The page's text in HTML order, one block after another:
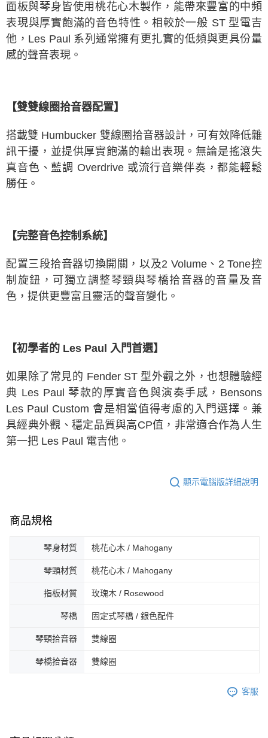
面板與琴身皆使用桃花心木製作，能帶來豐富的中頻
表現與厚實飽滿的音色特性。相較於一般 ST 型電吉
他，Les Paul 系列通常擁有更扎實的低頻與更具份量
感的聲音表現。
【雙雙線圈拾音器配置】
搭載雙 Humbucker 雙線圈拾音器設計，可有效降低雜
訊干擾，並提供厚實飽滿的輸出表現。無論是搖滾失
真音色、藍調 Overdrive 或流行音樂伴奏，都能輕鬆
勝任。
【完整音色控制系統】
配置三段拾音器切換開關，以及2 Volume、2 Tone控
制旋鈕，可獨立調整琴頸與琴橋拾音器的音量及音
色，提供更豐富且靈活的聲音變化。
【初學者的 Les Paul 入門首選】
如果除了常見的 Fender ST 型外觀之外，也想體驗經
典 Les Paul 琴款的厚實音色與演奏手感，Bensons
Les Paul Custom 會是相當值得考慮的入門選擇。兼
具經典外觀、穩定品質與高CP值，非常適合作為人生
第一把 Les Paul 電吉他。
顯示電腦版詳細說明
商品規格
琴身材質 桃花心木 / Mahogany
琴頸材質 桃花心木 / Mahogany
指板材質 玫瑰木 / Rosewood
琴橋 固定式琴橋 / 銀色配件
琴頸拾音器 雙線圈
琴橋拾音器 雙線圈
客服